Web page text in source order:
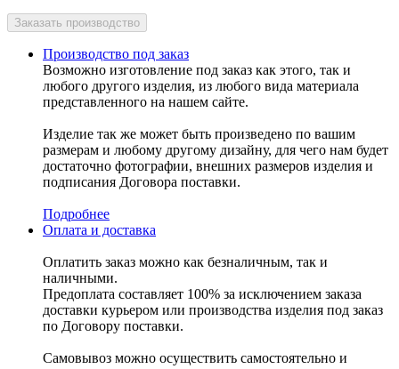
Производство под заказ
Возможно изготовление под заказ как этого, так и
любого другого изделия, из любого вида материала
представленного на нашем сайте.
Изделие так же может быть произведено по вашим
размерам и любому другому дизайну, для чего нам будет
достаточно фотографии, внешних размеров изделия и
подписания Договора поставки.
Подробнее
Оплата и доставка
Оплатить заказ можно как безналичным, так и
наличными.
Предоплата составляет 100% за исключением заказа
доставки курьером или производства изделия под заказ
по Договору поставки.
Самовывоз можно осуществить самостоятельно и